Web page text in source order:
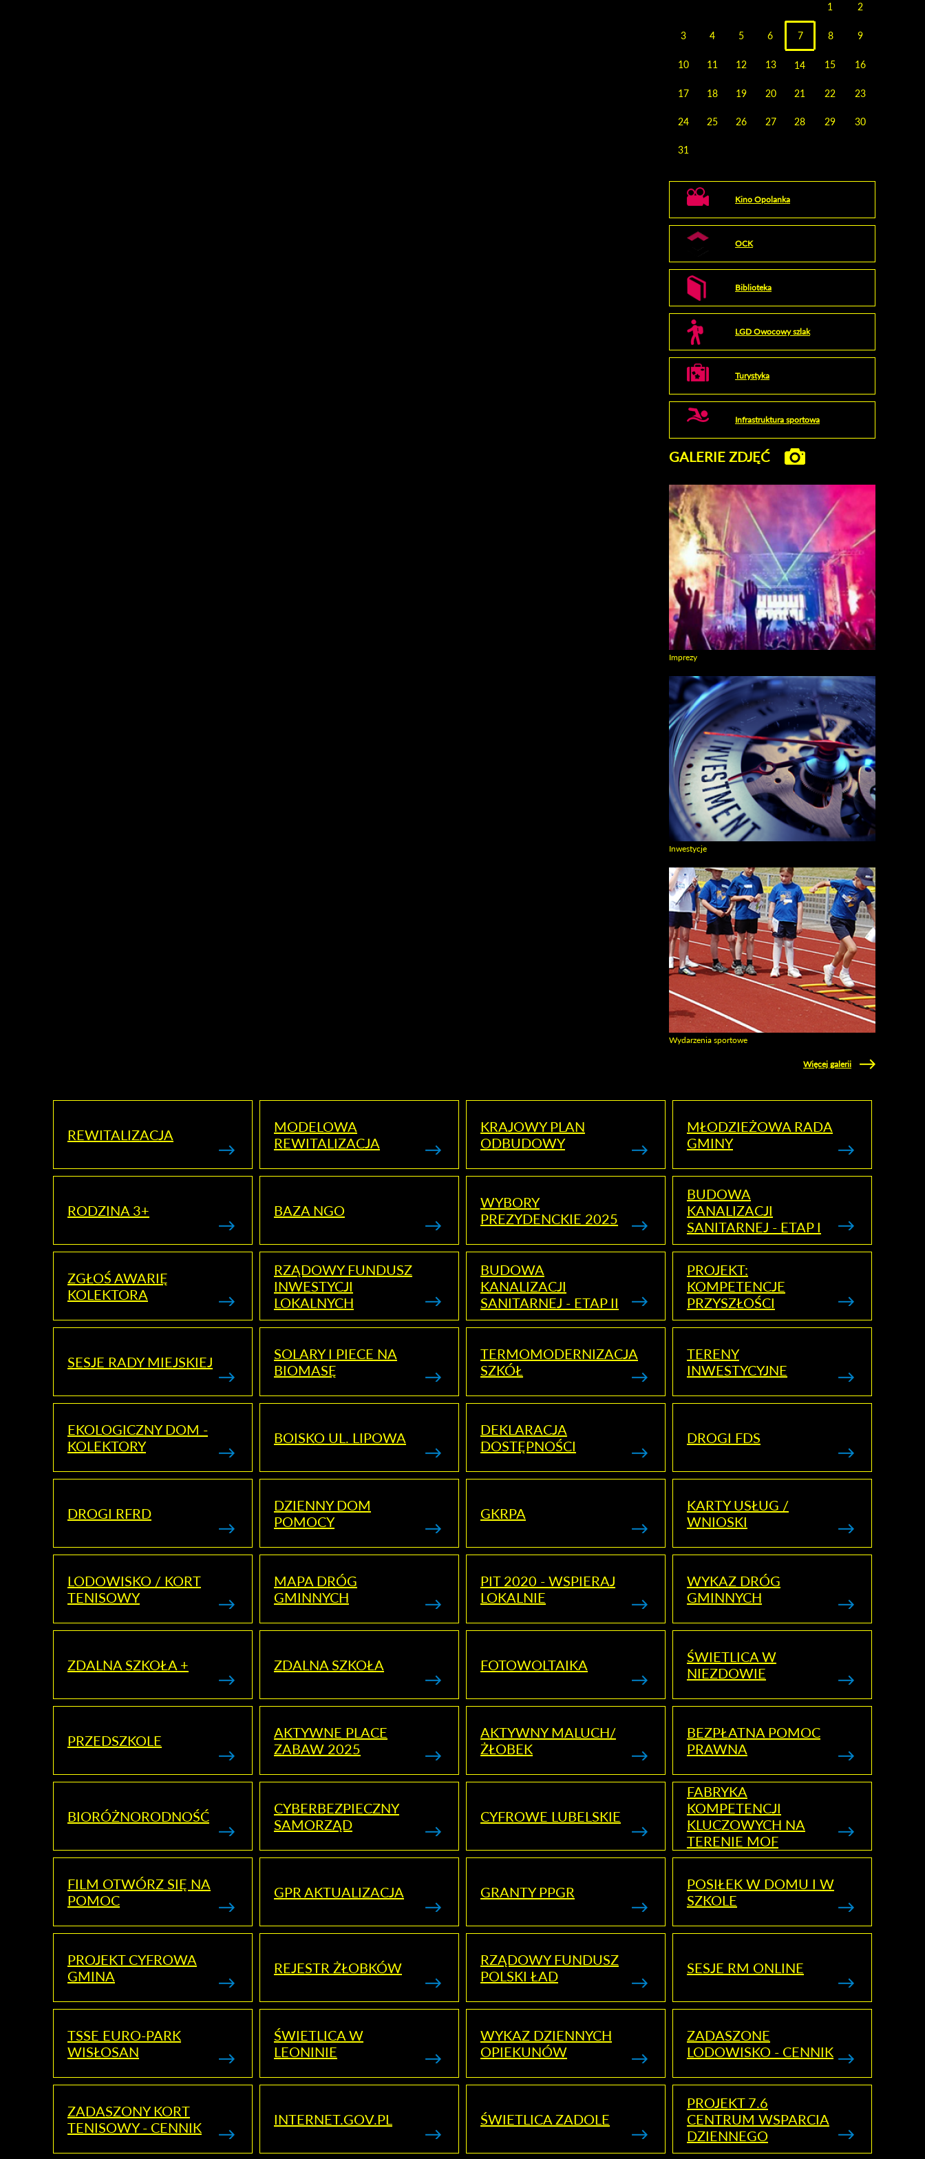
1 2
3 4 5 6 7 8 9
10 11 12 13 14 15 16
17 18 19 20 21 22 23
24 25 26 27 28 29 30
31
Kino Opolanka
OCK
Biblioteka
LGD Owocowy szlak
Turystyka
Infrastruktura sportowa
GALERIE ZDJĘĆ
Imprezy
Inwestycje
Wydarzenia sportowe
Więcej galerii
REWITALIZACJA
MODELOWA
REWITALIZACJA
KRAJOWY PLAN
ODBUDOWY
MŁODZIEŻOWA RADA
GMINY
RODZINA 3+ BAZA NGO
WYBORY
PREZYDENCKIE 2025
BUDOWA
KANALIZACJI
SANITARNEJ - ETAP I
ZGŁOŚ AWARIĘ
KOLEKTORA
RZĄDOWY FUNDUSZ
INWESTYCJI
LOKALNYCH
BUDOWA
KANALIZACJI
SANITARNEJ - ETAP II
PROJEKT:
KOMPETENCJE
PRZYSZŁOŚCI
SESJE RADY MIEJSKIEJ
SOLARY I PIECE NA
BIOMASĘ
TERMOMODERNIZACJA
SZKÓŁ
TERENY
INWESTYCYJNE
EKOLOGICZNY DOM -
KOLEKTORY
BOISKO UL. LIPOWA
DEKLARACJA
DOSTĘPNOŚCI
DROGI FDS
DROGI RFRD
DZIENNY DOM
POMOCY
GKRPA
KARTY USŁUG /
WNIOSKI
LODOWISKO / KORT
TENISOWY
MAPA DRÓG
GMINNYCH
PIT 2020 - WSPIERAJ
LOKALNIE
WYKAZ DRÓG
GMINNYCH
ZDALNA SZKOŁA + ZDALNA SZKOŁA FOTOWOLTAIKA
ŚWIETLICA W
NIEZDOWIE
PRZEDSZKOLE
AKTYWNE PLACE
ZABAW 2025
AKTYWNY MALUCH/
ŻŁOBEK
BEZPŁATNA POMOC
PRAWNA
BIORÓŻNORODNOŚĆ
CYBERBEZPIECZNY
SAMORZĄD
CYFROWE LUBELSKIE
FABRYKA
KOMPETENCJI
KLUCZOWYCH NA
TERENIE MOF
FILM OTWÓRZ SIĘ NA
POMOC
GPR AKTUALIZACJA GRANTY PPGR
POSIŁEK W DOMU I W
SZKOLE
PROJEKT CYFROWA
GMINA
REJESTR ŻŁOBKÓW
RZĄDOWY FUNDUSZ
POLSKI ŁAD
SESJE RM ONLINE
TSSE EURO-PARK
WISŁOSAN
ŚWIETLICA W
LEONINIE
WYKAZ DZIENNYCH
OPIEKUNÓW
ZADASZONE
LODOWISKO - CENNIK
ZADASZONY KORT
TENISOWY - CENNIK
INTERNET.GOV.PL ŚWIETLICA ZADOLE
PROJEKT 7.6
CENTRUM WSPARCIA
DZIENNEGO